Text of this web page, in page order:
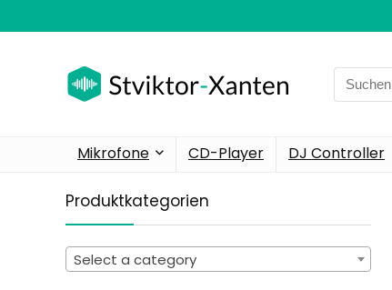
Search
for:
Mikrofone CD-Player DJ Controller
Produktkategorien
Select a category